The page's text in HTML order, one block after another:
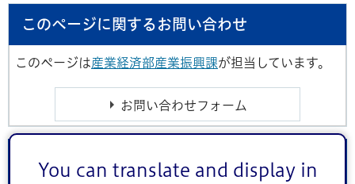
You can translate and display in
このページに関するお問い合わせ
このページは産業経済部産業振興課が担当しています。
小松川・中央地区